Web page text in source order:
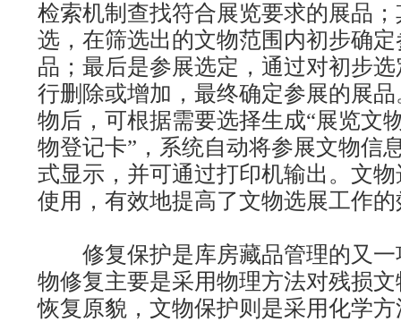
检索机制查找符合展览要求的展品
选，在筛选出的文物范围内初步确
品；最后是参展选定，通过对初步
行删除或增加，最终确定参展的展
物后，可根据需要选择生成“展览文
物登记卡”，系统自动将参展文物信
式显示，并可通过打印机输出。文
使用，有效地提高了文物选展工作
修复保护是库房藏品管理的又一
物修复主要是采用物理方法对残损
恢复原貌，文物保护则是采用化学